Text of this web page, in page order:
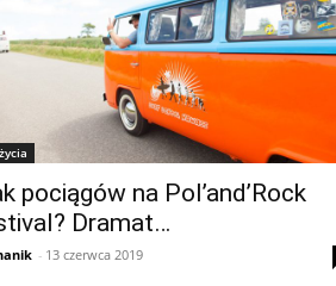
pociągów na Pol’and’Rock
Dramat…
- 13 czerwca 2019